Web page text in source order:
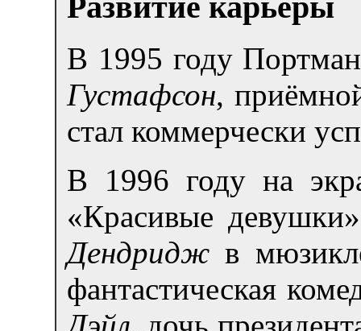
В 1995 году
Густафсон,
стал коммерчески
В 1996 году на
«Красивые
Дендридж в
фантастическая